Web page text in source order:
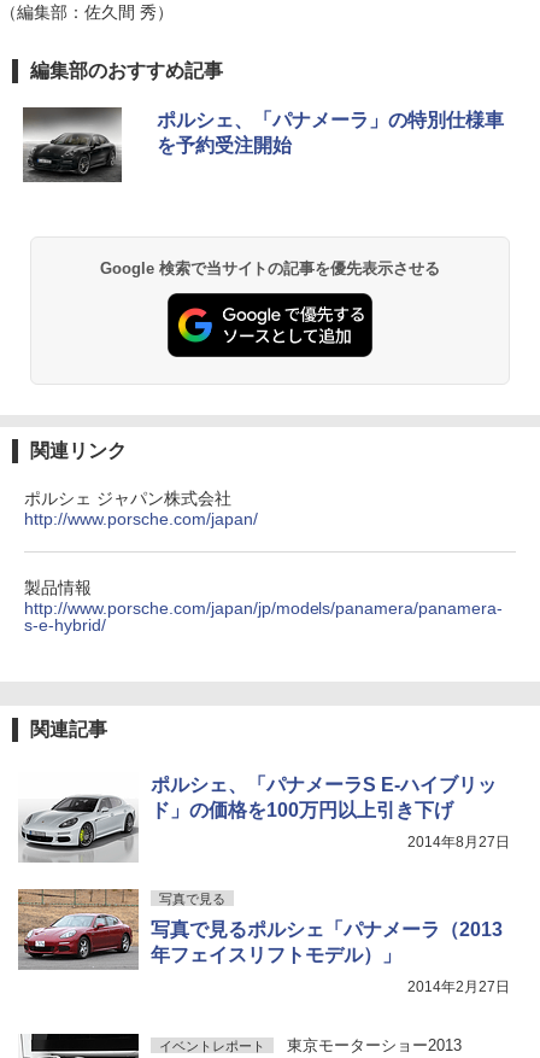
（編集部：佐久間 秀）
編集部のおすすめ記事
ポルシェ、「パナメーラ」の特別仕様車
を予約受注開始
Google 検索で当サイトの記事を優先表示させる
関連リンク
ポルシェ ジャパン株式会社
http://www.porsche.com/japan/
製品情報
http://www.porsche.com/japan/jp/models/panamera/panamera-
s-e-hybrid/
関連記事
ポルシェ、「パナメーラS E-ハイブリッ
ド」の価格を100万円以上引き下げ
2014年8月27日
写真で見る
写真で見るポルシェ「パナメーラ（2013
年フェイスリフトモデル）」
2014年2月27日
イベントレポート 東京モーターショー2013